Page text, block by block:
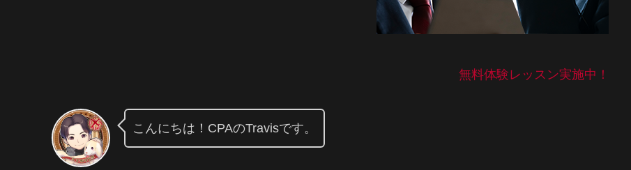
無料体験レッスン実施中！
こんにちは！CPAのTravisです。